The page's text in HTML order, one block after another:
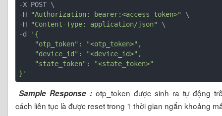
-X POST \
-H
"Authorization: bearer:<access_token>"
\
-H
"Content-Type: application/json"
\
-d
'{
}'
Sample Response : otp_token được sinh ra tự động
cách liên tục là được reset trong 1 thời gian ngắn khoảng